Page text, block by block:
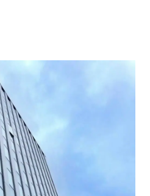
1171
～18:00